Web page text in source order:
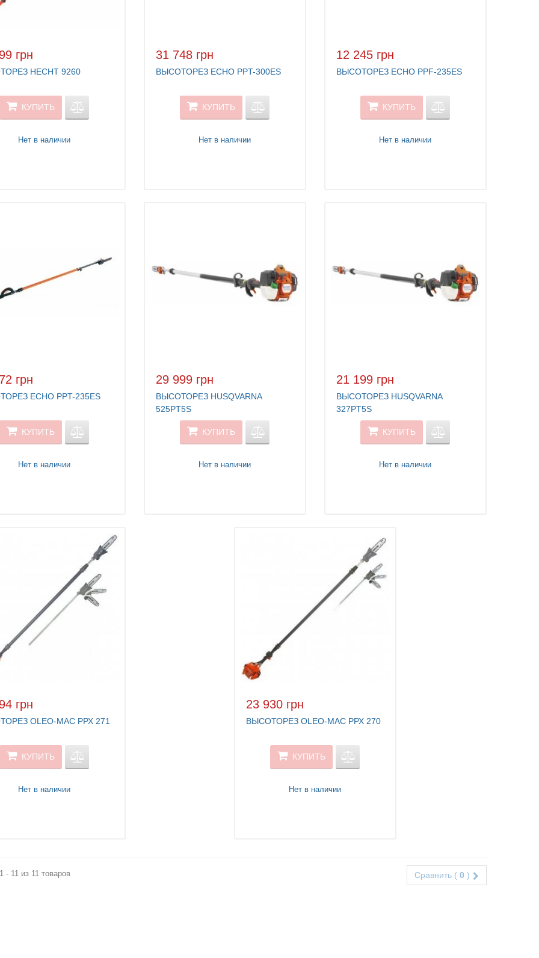
грн
HECHT 9260
КУПИТЬ
Нет в наличии
31 748 грн
ВЫСОТОРЕЗ ECHO РРT-300ES
КУПИТЬ
Нет в наличии
12 245 грн
ВЫСОТОРЕЗ ECHO PPF-235ES
КУПИТЬ
Нет в наличии
грн
ECHO PPT-235ES
КУПИТЬ
Нет в наличии
29 999 грн
ВЫСОТОРЕЗ HUSQVARNA
525PT5S
КУПИТЬ
Нет в наличии
21 199 грн
ВЫСОТОРЕЗ HUSQVARNA
327PT5S
КУПИТЬ
Нет в наличии
грн
OLEO-MAC РРХ 271
КУПИТЬ
Нет в наличии
23 930 грн
ВЫСОТОРЕЗ OLEO-MAC РРХ 270
КУПИТЬ
Нет в наличии
Сравнить ( 0 )
- 11 из 11 товаров